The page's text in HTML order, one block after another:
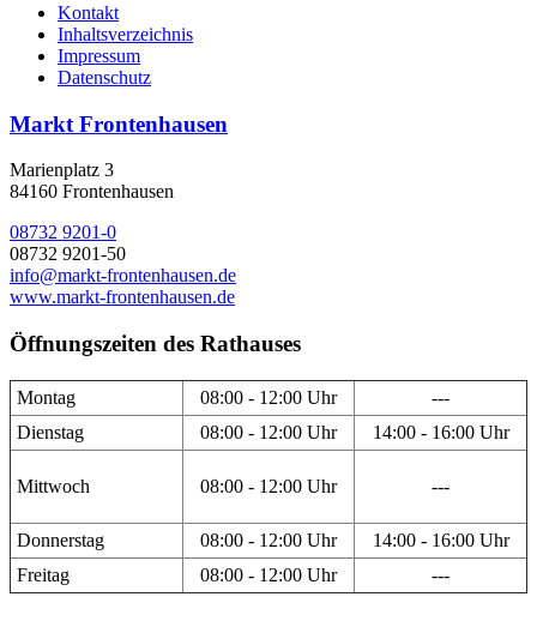
Kontakt
Inhaltsverzeichnis
Impressum
Datenschutz
Markt Frontenhausen
Marienplatz 3
84160 Frontenhausen
08732 9201-0
08732 9201-50
info@markt-frontenhausen.de
www.markt-frontenhausen.de
Öffnungszeiten des Rathauses
Montag 08:00 - 12:00 Uhr
---
Dienstag
08:00 - 12:00 Uhr 14:00 - 16:00 Uhr
Mittwoch 08:00 - 12:00 Uhr ---
Donnerstag 08:00 - 12:00 Uhr
14:00 - 16:00 Uhr
Freitag
08:00 - 12:00 Uhr ---